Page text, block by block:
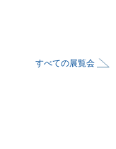
すべての展覧会